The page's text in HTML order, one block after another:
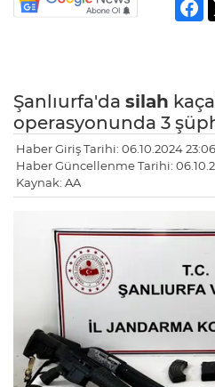
Şanlıurfa'da silah
operasyonunda 3
Haber Giriş Tarihi: 06.10.2024 23:06
Haber Güncellenme Tarihi:
Kaynak: AA